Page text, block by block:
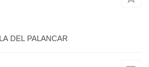
DEL PALANCAR